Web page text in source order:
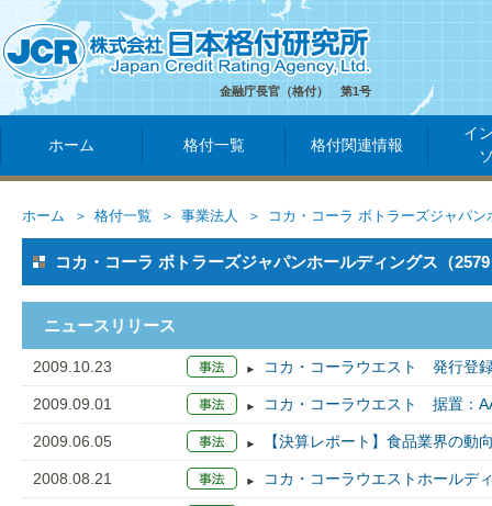
金融庁長官（格付） 第1号
ホーム 格付一覧 格付関連情報
イ
ホーム 格付一覧 事業法人 コカ・コーラ ボトラーズジャパン
コカ・コーラ ボトラーズジャパンホールディングス（
ニュースリリース
2009.10.23 コカ・コーラウエスト 発行登
2009.09.01 コカ・コーラウエスト 据置：
2009.06.05 【決算レポート】食品業界の動
2008.08.21 コカ・コーラウエストホール